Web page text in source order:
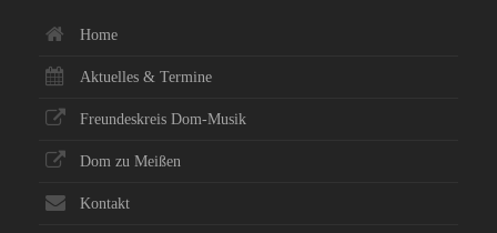
Home
Aktuelles & Termine
Freundeskreis Dom-Musik
Dom zu Meißen
Kontakt